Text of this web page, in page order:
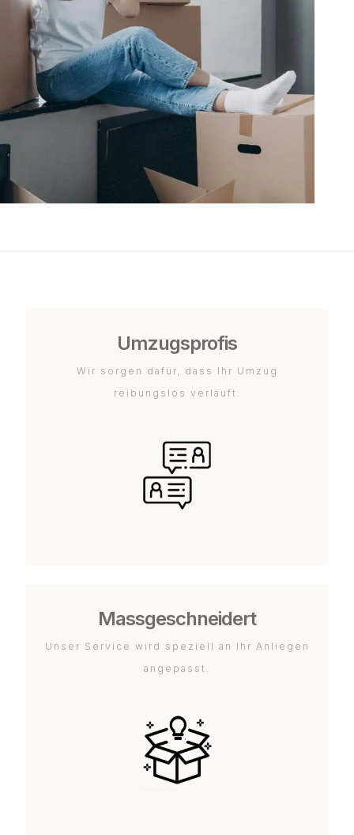
Umzugsprofis
Wir sorgen dafür, dass Ihr Umzug
reibungslos verläuft.
Massgeschneidert
Unser Service wird speziell an Ihr Anliegen
angepasst.